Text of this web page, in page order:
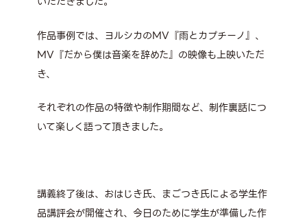
作品事例では、ヨルシカのMV 『雨とカプチーノ』、
MV 『だから僕は音楽を辞めた』の映像も上映いただ
き、
それぞれの作品の特徴や制作期間など、制作裏話につ
いて楽しく語って頂きました。
講義終了後は、おはじき氏、まごつき氏による学生作
品講評会が開催され、今日のために学生が準備した作